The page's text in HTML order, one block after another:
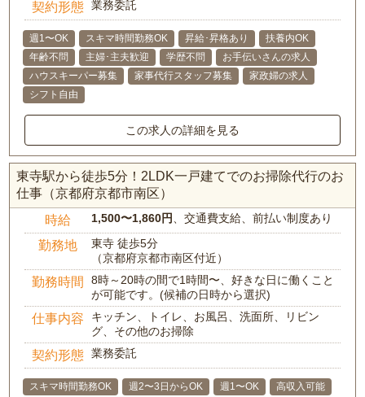
契約形態 業務委託
週1〜OK スキマ時間勤務OK 昇給･昇格あり
扶養内OK
年齢不問
主婦･主夫歓迎 学歴不問
お手伝いさんの求人
ハウスキーパー募集
家事代行スタッフ募集
家政婦の求人
シフト自由
この求人の詳細を見る
東寺駅から徒歩5分！2LDK一戸建てでのお掃除代行のお
仕事（京都府京都市南区）
時給 1,500〜1,860円 、交通費支給、前払い制度あり
勤務地
東寺 徒歩5分
（京都府京都市南区付近）
勤務時間
8時～20時の間で1時間〜、好きな日に働くこと
が可能です。(候補の日時から選択)
仕事内容
キッチン、トイレ、お風呂、洗面所、リビン
グ、その他のお掃除
契約形態 業務委託
スキマ時間勤務OK 週2〜3日からOK 週1〜OK
高収入可能